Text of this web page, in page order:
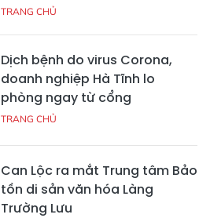
TRANG CHỦ
Dịch bệnh do virus Corona,
doanh nghiệp Hà Tĩnh lo
phòng ngay từ cổng
TRANG CHỦ
Can Lộc ra mắt Trung tâm Bảo
tồn di sản văn hóa Làng
Trường Lưu